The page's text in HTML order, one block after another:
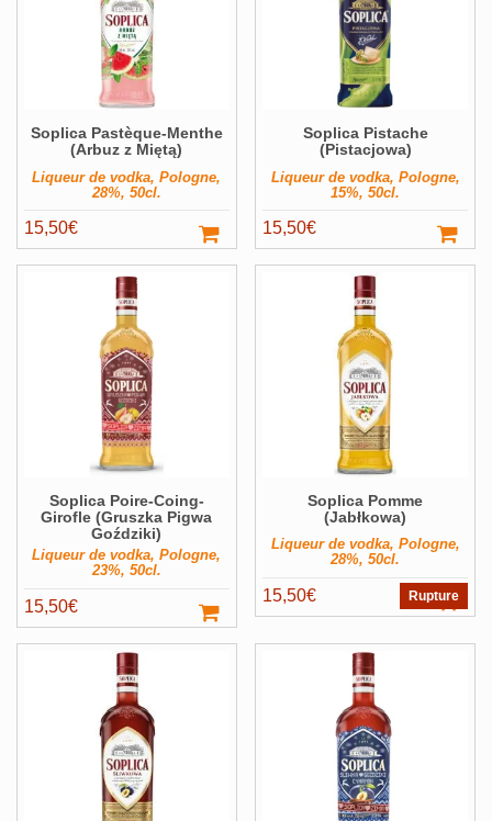
Soplica Pastèque-Menthe
(Arbuz z Miętą)
Liqueur de vodka, Pologne,
28%, 50cl.
15,50€
Soplica Pistache
(Pistacjowa)
Liqueur de vodka, Pologne,
15%, 50cl.
15,50€
Soplica Poire-Coing-
Girofle (Gruszka Pigwa
Goździki)
Liqueur de vodka, Pologne,
23%, 50cl.
15,50€
Rupture
Soplica Pomme
(Jabłkowa)
Liqueur de vodka, Pologne,
28%, 50cl.
15,50€